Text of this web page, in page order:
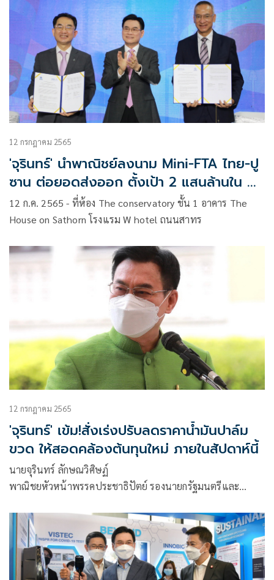
12 กรกฎาคม 2565
'จุรินทร์'​ นำพาณิชย์ลงนาม Mini-FTA ไทย-ปู
ซาน ต่อยอดส่งออก ตั้งเป้า 2 แสนล้านใน 3
ปี
12 ก.ค. 2565 -​ ที่ห้อง The conservatory ชั้น 1 อาคาร The
House on Sathorn โรงแรม W hotel ถนนสาทร
12 กรกฎาคม 2565
'จุรินทร์' เข้ม!สั่งเร่งปรับลดราคาน้ำมันปาล์ม
ขวด ให้สอดคล้องต้นทุนใหม่ ภายในสัปดาห์นี้
นายจุรินทร์ ลักษณวิศิษฏ์
พาณิชยหัวหน้าพรรคประชาธิปัตย์ รองนายกรัฐมนตรีและ